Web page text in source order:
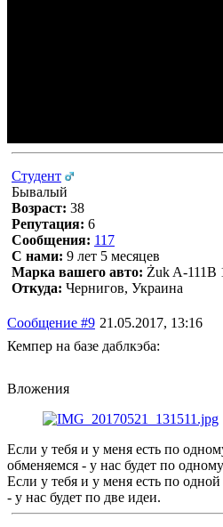
Студент
Бывалый
Возраст: 38
Репутация: 6
Сообщения: 117
С нами: 9 лет 5 месяцев
Марка вашего авто: Żuk A-111В
Откуда: Чернигов, Украина
Сообщение #9 21.05.2017, 13:16
Кемпер на базе даблкэба:
Вложения
Если у тебя и у меня есть по
обменяемся - у нас будет по
Если у тебя и у меня есть по
- у нас будет по две идеи.